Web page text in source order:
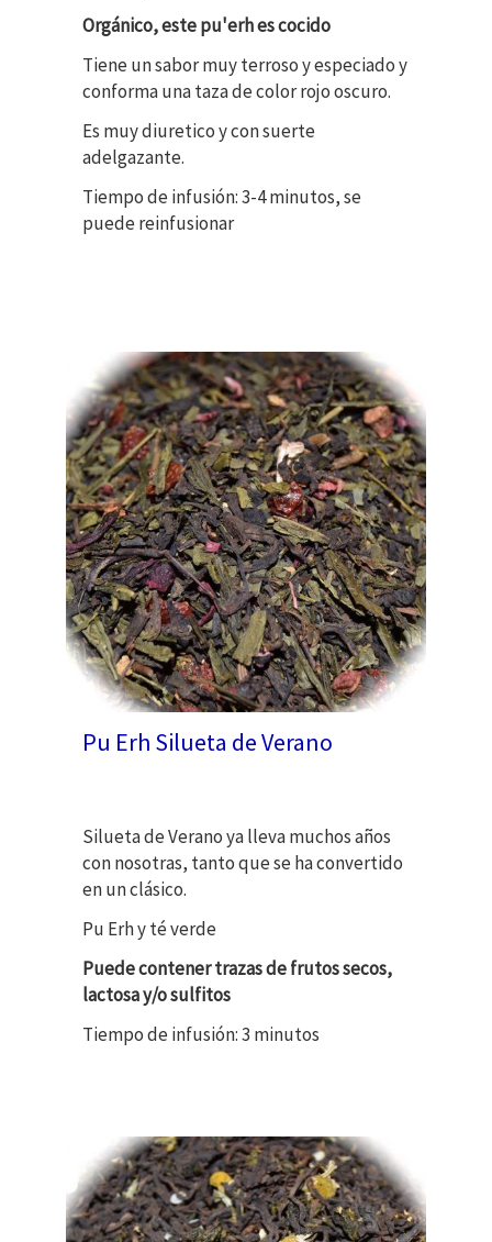
Orgánico, este pu'erh es cocido
Tiene un sabor muy terroso y especiado y
conforma una taza de color rojo oscuro.
Es muy diuretico y con suerte
adelgazante.
Tiempo de infusión: 3-4 minutos, se
puede reinfusionar
Pu Erh Silueta de Verano
Silueta de Verano ya lleva muchos años
con nosotras, tanto que se ha convertido
en un clásico.
Pu Erh y té verde
Puede contener trazas de frutos secos,
lactosa y/o sulfitos
Tiempo de infusión: 3 minutos